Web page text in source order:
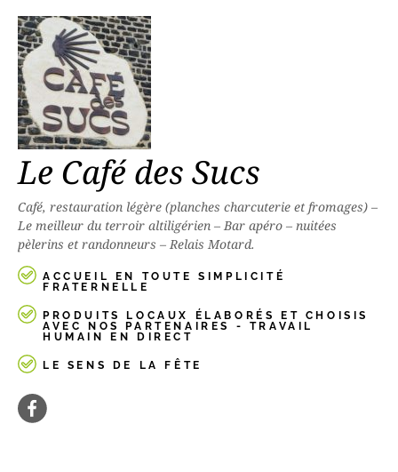
Le Café des Sucs
Café, restauration légère (planches charcuterie et fromages) –
Le meilleur du terroir altiligérien – Bar apéro – nuitées
pèlerins et randonneurs – Relais Motard.
ACCUEIL EN TOUTE SIMPLICITÉ
FRATERNELLE
PRODUITS LOCAUX ÉLABORÉS ET CHOISIS
AVEC NOS PARTENAIRES - TRAVAIL
HUMAIN EN DIRECT
LE SENS DE LA FÊTE